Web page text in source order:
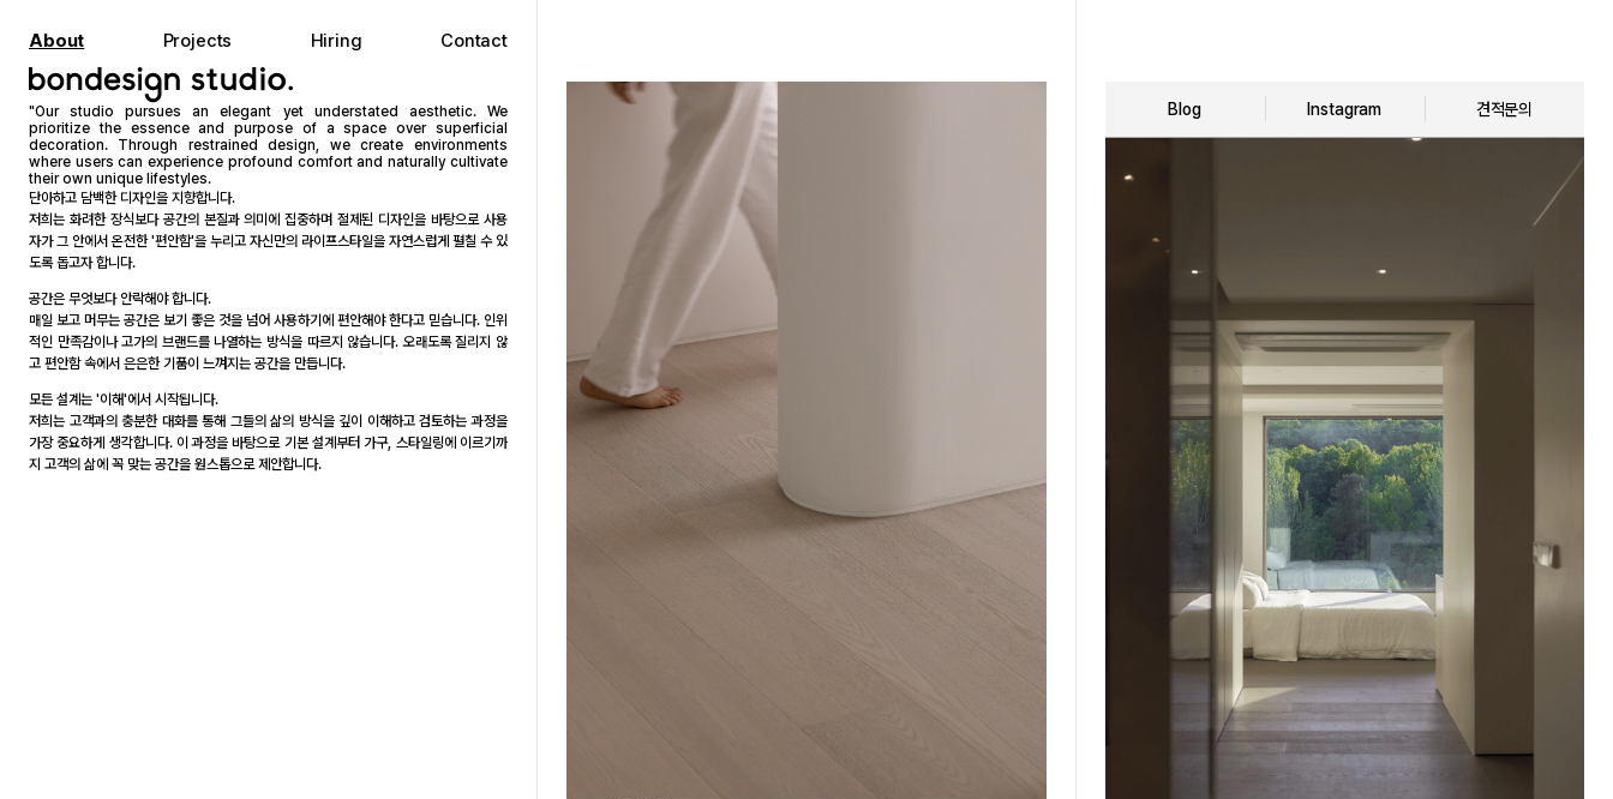
About Projects Hiring Contact
"Our studio pursues an elegant yet understated aesthetic. We
prioritize the essence and purpose of a space over superficial
decoration. Through restrained design, we create environments
where users can experience profound comfort and naturally cultivate
their own unique lifestyles.
단아하고 담백한 디자인을 지향합니다.
저희는 화려한 장식보다 공간의 본질과 의미에 집중하며 절제된 디자인을 바탕으로 사용
자가 그 안에서 온전한 '편안함'을 누리고 자신만의 라이프스타일을 자연스럽게 펼칠 수 있
도록 돕고자 합니다.
공간은 무엇보다 안락해야 합니다.
매일 보고 머무는 공간은 보기 좋은 것을 넘어 사용하기에 편안해야 한다고 믿습니다. 인위
적인 만족감이나 고가의 브랜드를 나열하는 방식을 따르지 않습니다. 오래도록 질리지 않
고 편안함 속에서 은은한 기품이 느껴지는 공간을 만듭니다.
모든 설계는 '이해'에서 시작됩니다.
저희는 고객과의 충분한 대화를 통해 그들의 삶의 방식을 깊이 이해하고 검토하는 과정을
가장 중요하게 생각합니다. 이 과정을 바탕으로 기본 설계부터 가구, 스타일링에 이르기까
지 고객의 삶에 꼭 맞는 공간을 원스톱으로 제안합니다.
Blog Instagram 견적문의